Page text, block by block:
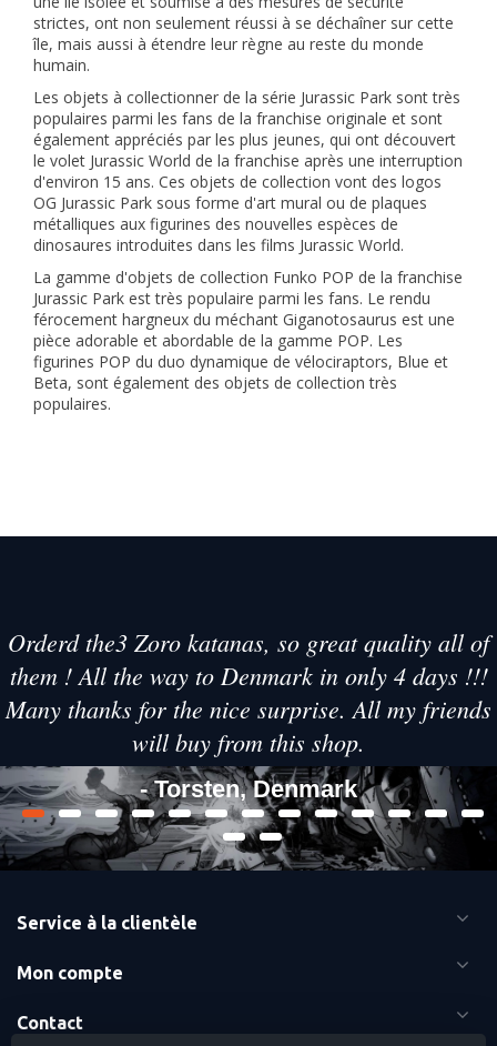
strictes, ont non seulement réussi à se déchaîner sur cette
île, mais aussi à étendre leur règne au reste du monde
humain.
Les objets à collectionner de la série Jurassic Park sont très
populaires parmi les fans de la franchise originale et sont
également appréciés par les plus jeunes, qui ont découvert
le volet Jurassic World de la franchise après une interruption
d'environ 15 ans. Ces objets de collection vont des logos
OG Jurassic Park sous forme d'art mural ou de plaques
métalliques aux figurines des nouvelles espèces de
dinosaures introduites dans les films Jurassic World.
La gamme d'objets de collection Funko POP de la franchise
Jurassic Park est très populaire parmi les fans. Le rendu
férocement hargneux du méchant Giganotosaurus est une
pièce adorable et abordable de la gamme POP. Les
figurines POP du duo dynamique de vélociraptors, Blue et
Beta, sont également des objets de collection très
populaires.
Orderd the3 Zoro katanas, so great quality all of
them ! All the way to Denmark in only 4 days !!!
Many thanks for the nice surprise. All my friends
will buy from this shop.
- Torsten, Denmark
Service à la clientèle
Mon compte
Contact